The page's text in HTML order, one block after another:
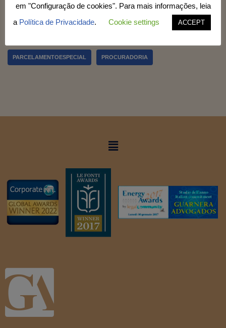
PARCELAMENTOESPECIAL PROCURADORIA
em "Configuração de cookies". Para mais informações, leia
a Política de Privacidade. Cookie settings ACCEPT